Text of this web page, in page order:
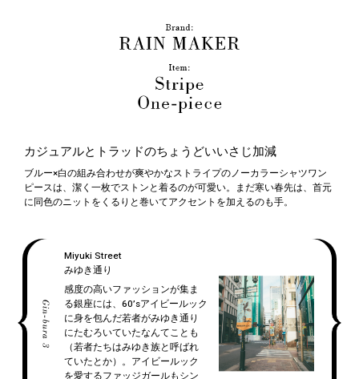
カジュアルとトラッドのちょうどいいさじ加減
ブルー×白の組み合わせが爽やかなストライプのノーカラーシャツワン
ピースは、潔く一枚でストンと着るのが可愛い。まだ寒い春先は、首元
に同色のニットをくるりと巻いてアクセントを加えるのも手。
Miyuki Street
みゆき通り
感度の高いファッションが集ま
る銀座には、60’sアイビールック
に身を包んだ若者がみゆき通り
にたむろいていたなんてことも
（若者たちはみゆき族と呼ばれ
ていたとか）。アイビールック
を愛するファッジガールもシン